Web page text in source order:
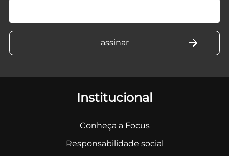
Institucional
Conheça a Focus
Responsabilidade social